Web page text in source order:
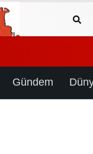
Gündem